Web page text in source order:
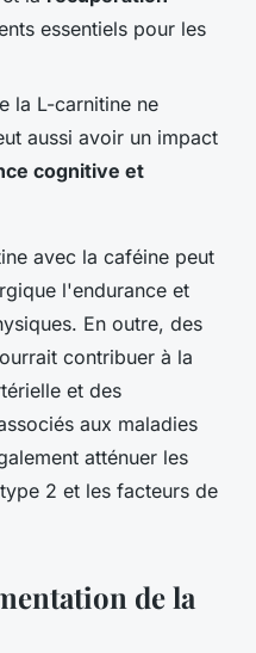
essentiels pour les
la L-carnitine ne
aussi avoir un impact
cognitive et
avec la caféine peut
l'endurance et
En outre, des
contribuer à la
et des
aux maladies
atténuer les
2 et les facteurs de
de la